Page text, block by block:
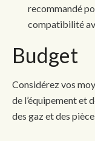
recommandé
compatibilité
Budget
Considérez vos
de l’équipement et
des gaz et des